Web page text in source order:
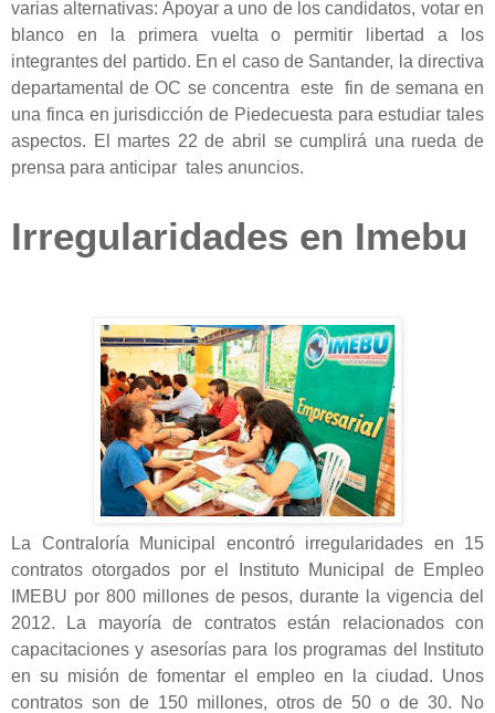
varias alternativas: Apoyar a uno de los candidatos, votar en
blanco en la primera vuelta o permitir libertad a los
integrantes del partido. En el caso de Santander, la directiva
departamental de OC se concentra este fin de semana en
una finca en jurisdicción de Piedecuesta para estudiar tales
aspectos. El martes 22 de abril se cumplirá una rueda de
prensa para anticipar tales anuncios.
Irregularidades en Imebu
La Contraloría Municipal encontró irregularidades en 15
contratos otorgados por el Instituto Municipal de Empleo
IMEBU por 800 millones de pesos, durante la vigencia del
2012. La mayoría de contratos están relacionados con
capacitaciones y asesorías para los programas del Instituto
en su misión de fomentar el empleo en la ciudad. Unos
contratos son de 150 millones, otros de 50 o de 30. No